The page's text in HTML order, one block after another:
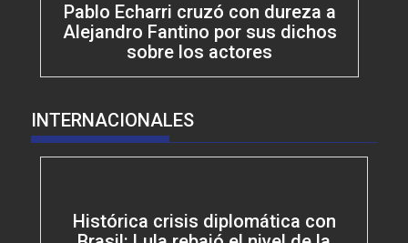
Pablo Echarri cruzó con dureza a
Alejandro Fantino por sus dichos
sobre los actores
INTERNACIONALES
Histórica crisis diplomática con